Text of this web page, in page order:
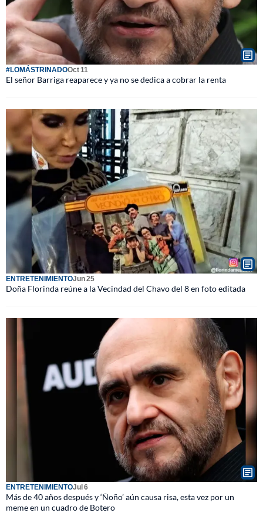
#LOMÁSTRINADOOct 11
El señor Barriga reaparece y ya no se dedica a cobrar la renta
ENTRETENIMIENTOJun 25
Doña Florinda reúne a la Vecindad del Chavo del 8 en foto editada
ENTRETENIMIENTOJul 6
Más de 40 años después y ‘Ñoño’ aún causa risa, esta vez por un
meme en un cuadro de Botero